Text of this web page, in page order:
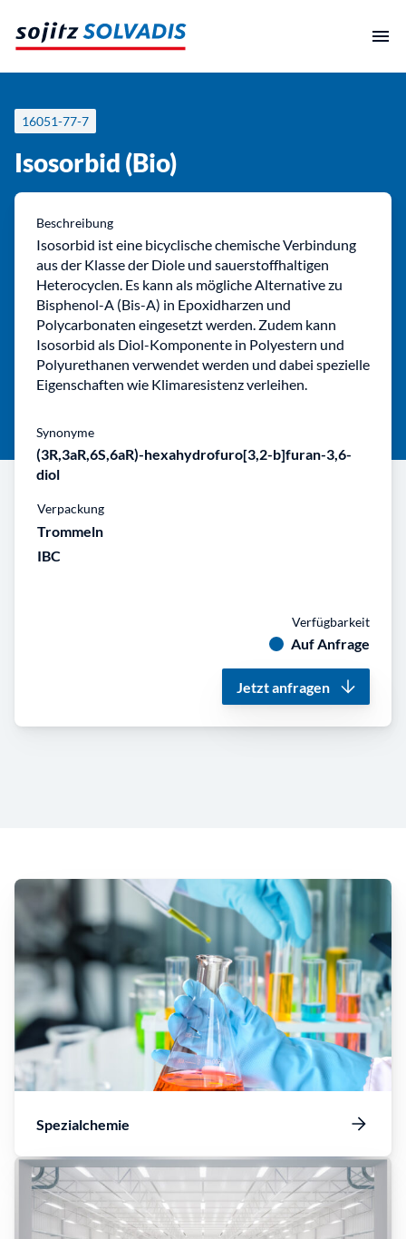
Inhalt
springen
16051-77-7
Isosorbid (Bio)
Beschreibung
Isosorbid ist eine bicyclische chemische Verbindung
aus der Klasse der Diole und sauerstoffhaltigen
Heterocyclen. Es kann als mögliche Alternative zu
Bisphenol-A (Bis-A) in Epoxidharzen und
Polycarbonaten eingesetzt werden. Zudem kann
Isosorbid als Diol-Komponente in Polyestern und
Polyurethanen verwendet werden und dabei spezielle
Eigenschaften wie Klimaresistenz verleihen.
Synonyme
(3R,3aR,6S,6aR)-hexahydrofuro[3,2-b]furan-3,6-
diol
Verpackung
Trommeln
IBC
Verfügbarkeit
Auf Anfrage
Jetzt anfragen
Spezialchemie